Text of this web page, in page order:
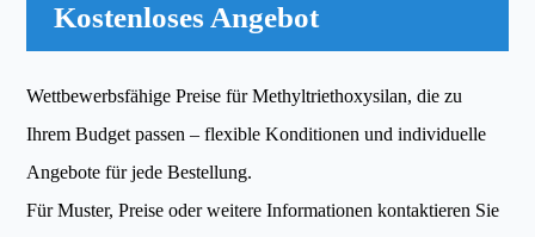
Kostenloses Angebot
Wettbewerbsfähige Preise für Methyltriethoxysilan, die zu
Ihrem Budget passen – flexible Konditionen und individuelle
Angebote für jede Bestellung.
Für Muster, Preise oder weitere Informationen kontaktieren Sie